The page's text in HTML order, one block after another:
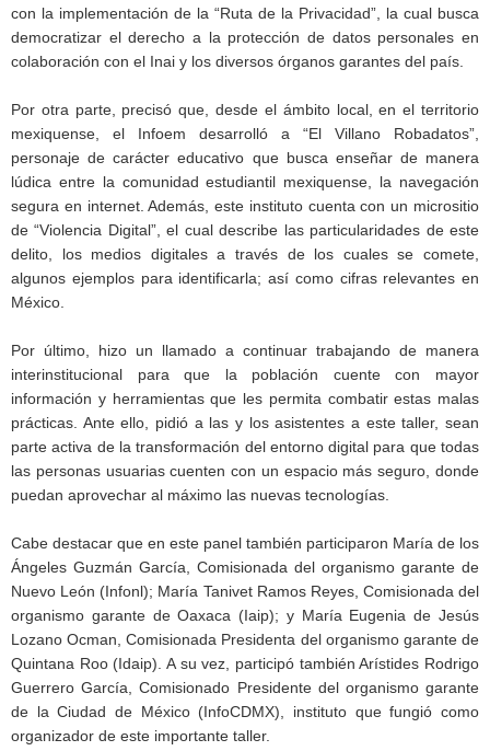
con la implementación de la “Ruta de la Privacidad”, la cual busca
democratizar el derecho a la protección de datos personales en
colaboración con el Inai y los diversos órganos garantes del país.
Por otra parte, precisó que, desde el ámbito local, en el territorio
mexiquense, el Infoem desarrolló a “El Villano Robadatos”,
personaje de carácter educativo que busca enseñar de manera
lúdica entre la comunidad estudiantil mexiquense, la navegación
segura en internet. Además, este instituto cuenta con un micrositio
de “Violencia Digital”, el cual describe las particularidades de este
delito, los medios digitales a través de los cuales se comete,
algunos ejemplos para identificarla; así como cifras relevantes en
México.
Por último, hizo un llamado a continuar trabajando de manera
interinstitucional para que la población cuente con mayor
información y herramientas que les permita combatir estas malas
prácticas. Ante ello, pidió a las y los asistentes a este taller, sean
parte activa de la transformación del entorno digital para que todas
las personas usuarias cuenten con un espacio más seguro, donde
puedan aprovechar al máximo las nuevas tecnologías.
Cabe destacar que en este panel también participaron María de los
Ángeles Guzmán García, Comisionada del organismo garante de
Nuevo León (Infonl); María Tanivet Ramos Reyes, Comisionada del
organismo garante de Oaxaca (Iaip); y María Eugenia de Jesús
Lozano Ocman, Comisionada Presidenta del organismo garante de
Quintana Roo (Idaip). A su vez, participó también Arístides Rodrigo
Guerrero García, Comisionado Presidente del organismo garante
de la Ciudad de México (InfoCDMX), instituto que fungió como
organizador de este importante taller.